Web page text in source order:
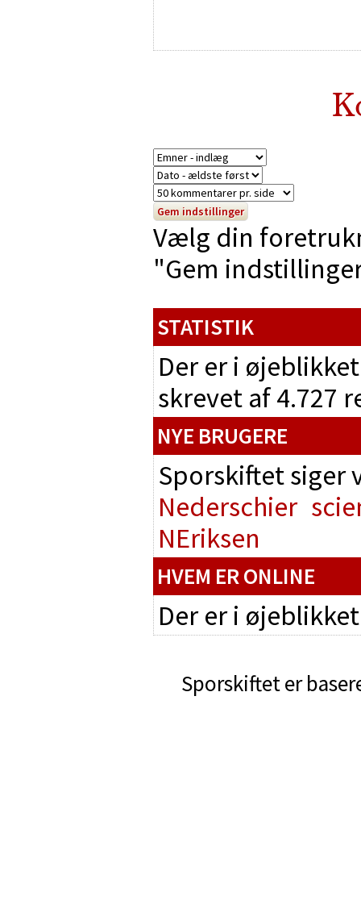
Vælg din
"Gem
STATISTIK
Der er i
skrevet af 4.727
NYE BRUGERE
Sporskiftet
Nederschier
NEriksen
HVEM ER ONLINE
Der er i
Sporskiftet er